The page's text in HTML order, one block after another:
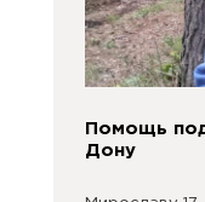
Помощь
Дону